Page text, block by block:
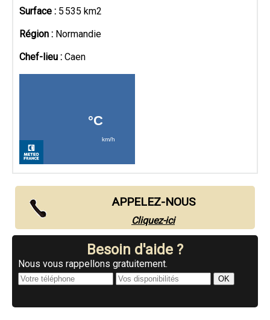
Surface : 5 535 km2
Région : Normandie
Chef-lieu : Caen
APPELEZ-NOUS
Cliquez-ici
Besoin d'aide ?
Nous vous rappellons gratuitement.